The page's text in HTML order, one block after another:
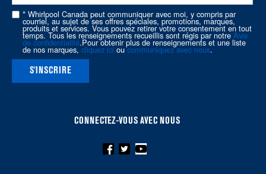
page * Whirlpool Canada peut communiquer avec moi, y compris par
courriel, au sujet de ses offres spéciales, promotions, marques,
produits et services. Vous pouvez retirer votre consentement en tout
temps. Tous les renseignements recueillis sont régis par notreAvis
de confidentialité.Pour obtenir plus de renseignements et une liste
de nos marques,cliquez icioucommuniquez avec nous.
S'INSCRIRE
CONNECTEZ-VOUS AVEC NOUS